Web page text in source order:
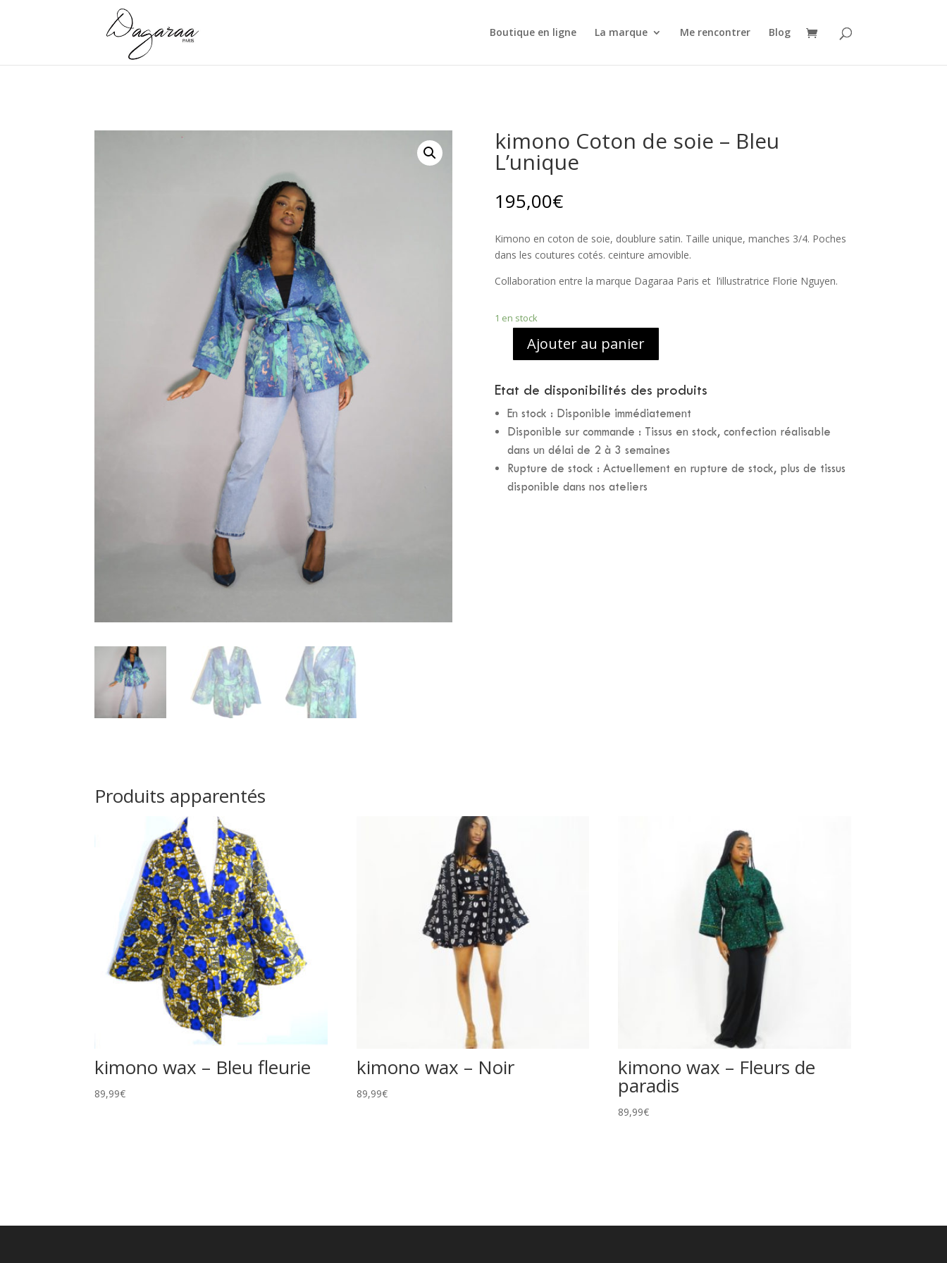
Boutique en ligne La marque Me rencontrer Blog
kimono Coton de soie – Bleu
L’unique
195,00€
Kimono en coton de soie, doublure satin. Taille unique, manches 3/4. Poches
dans les coutures cotés. ceinture amovible.
Collaboration entre la marque Dagaraa Paris et l’illustratrice Florie Nguyen.
1 en stock
Ajouter au panier
Etat de disponibilités des produits
En stock : Disponible immédiatement
Disponible sur commande : Tissus en stock, confection réalisable
dans un délai de 2 à 3 semaines
Rupture de stock : Actuellement en rupture de stock, plus de tissus
disponible dans nos ateliers
Produits apparentés
kimono wax – Bleu fleurie
89,99€
kimono wax – Noir
89,99€
kimono wax – Fleurs de
paradis
89,99€